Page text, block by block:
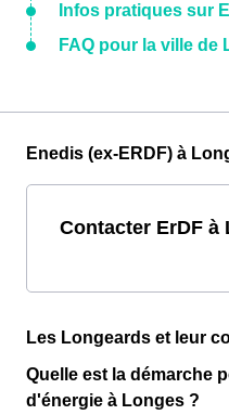
Infos pratiques sur
FAQ pour la ville de
Enedis (ex-ERDF) à
Contacter ErDF à
Les Longeards et leur
Quelle est la démarche
d'énergie à Longes ?